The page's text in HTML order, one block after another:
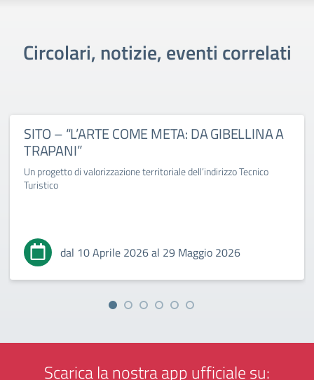
Circolari, notizie, eventi correlati
SITO – “L’ARTE COME META: DA GIBELLINA A
TRAPANI”
Un progetto di valorizzazione territoriale dell’indirizzo Tecnico
Turistico
dal 10 Aprile 2026 al 29 Maggio 2026
Scarica la nostra app ufficiale su: